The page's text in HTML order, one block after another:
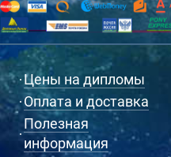
Цены на дипломы
Оплата и доставка
Полезная
информация